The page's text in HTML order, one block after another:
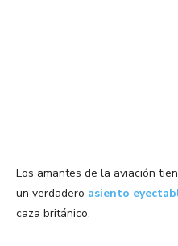
Los amantes de la aviación
un verdadero asiento
caza británico.